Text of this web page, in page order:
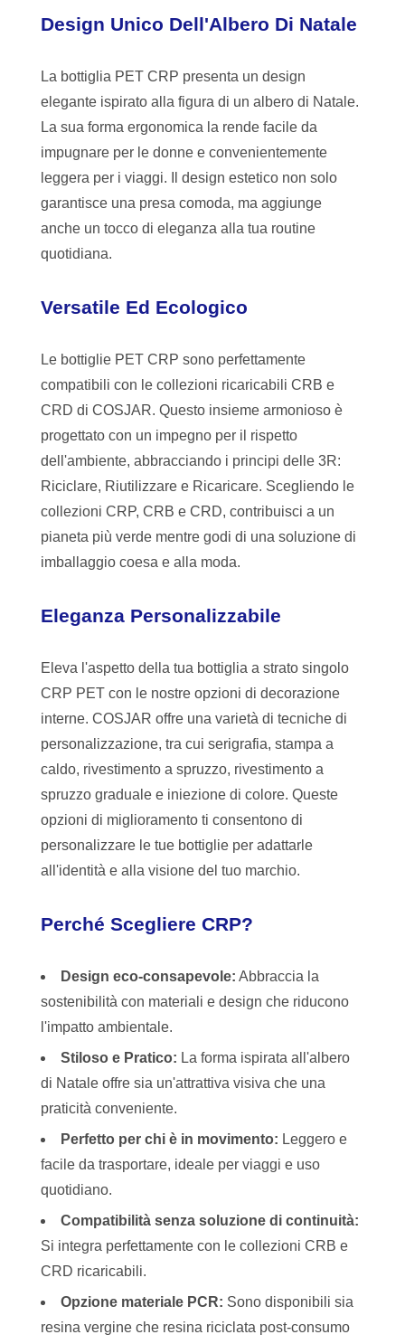
Design Unico Dell'Albero Di Natale
La bottiglia PET CRP presenta un design
elegante ispirato alla figura di un albero di Natale.
La sua forma ergonomica la rende facile da
impugnare per le donne e convenientemente
leggera per i viaggi. Il design estetico non solo
garantisce una presa comoda, ma aggiunge
anche un tocco di eleganza alla tua routine
quotidiana.
Versatile Ed Ecologico
Le bottiglie PET CRP sono perfettamente
compatibili con le collezioni ricaricabili CRB e
CRD di COSJAR. Questo insieme armonioso è
progettato con un impegno per il rispetto
dell'ambiente, abbracciando i principi delle 3R:
Riciclare, Riutilizzare e Ricaricare. Scegliendo le
collezioni CRP, CRB e CRD, contribuisci a un
pianeta più verde mentre godi di una soluzione di
imballaggio coesa e alla moda.
Eleganza Personalizzabile
Eleva l'aspetto della tua bottiglia a strato singolo
CRP PET con le nostre opzioni di decorazione
interne. COSJAR offre una varietà di tecniche di
personalizzazione, tra cui serigrafia, stampa a
caldo, rivestimento a spruzzo, rivestimento a
spruzzo graduale e iniezione di colore. Queste
opzioni di miglioramento ti consentono di
personalizzare le tue bottiglie per adattarle
all'identità e alla visione del tuo marchio.
Perché Scegliere CRP?
Design eco-consapevole: Abbraccia la
sostenibilità con materiali e design che riducono
l'impatto ambientale.
Stiloso e Pratico: La forma ispirata all'albero
di Natale offre sia un'attrattiva visiva che una
praticità conveniente.
Perfetto per chi è in movimento: Leggero e
facile da trasportare, ideale per viaggi e uso
quotidiano.
Compatibilità senza soluzione di continuità:
Si integra perfettamente con le collezioni CRB e
CRD ricaricabili.
Opzione materiale PCR: Sono disponibili sia
resina vergine che resina riciclata post-consumo